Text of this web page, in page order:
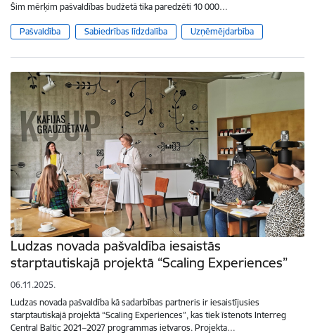
Šim mērķim pašvaldības budžetā tika paredzēti 10 000…
Pašvaldība Sabiedrības līdzdalība Uzņēmējdarbība
Ludzas novada pašvaldība iesaistās
starptautiskajā projektā “Scaling Experiences”
06.11.2025.
Ludzas novada pašvaldība kā sadarbības partneris ir iesaistījusies
starptautiskajā projektā “Scaling Experiences”, kas tiek īstenots Interreg
Central Baltic 2021–2027 programmas ietvaros. Projekta…